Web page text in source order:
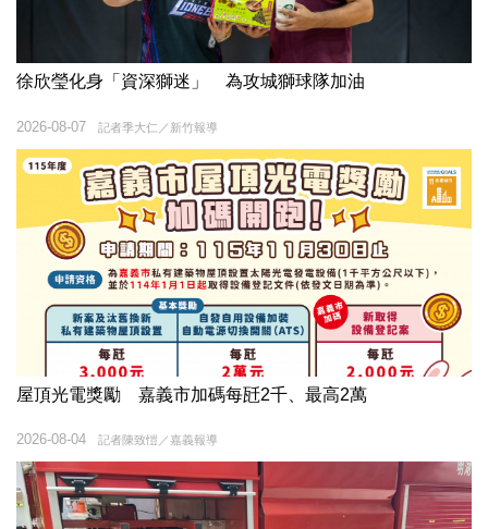
徐欣瑩化身「資深獅迷」 為攻城獅球隊加油
記者季大仁／新竹報導
2026-08-07
屋頂光電獎勵 嘉義市加碼每瓩2千、最高2萬
記者陳致愷／嘉義報導
2026-08-04